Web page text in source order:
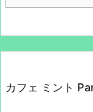
カフェ ミント